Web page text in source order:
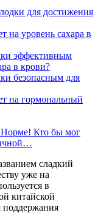
для достижения
на уровень сахара в
эффективным
в крови?
безопасным для
на гормональный
Кто бы мог
сладкий
уже на
в
китайской
поддержания